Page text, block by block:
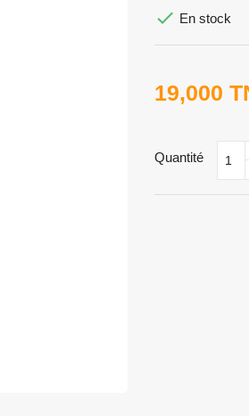
 En stock
19,000
Quantité